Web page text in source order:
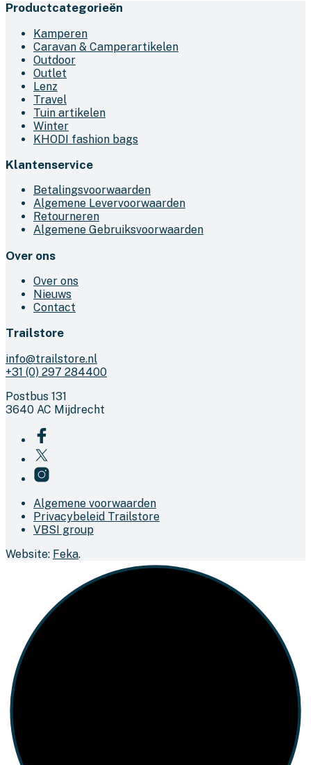
Deze
Productcategorieën
Kamperen
Caravan & Camperartikelen
Outdoor
Outlet
Lenz
Travel
Tuin artikelen
Winter
KHODI fashion bags
Klantenservice
Betalingsvoorwaarden
Algemene Levervoorwaarden
Retourneren
Algemene Gebruiksvoorwaarden
Over ons
Over ons
Nieuws
Contact
Trailstore
info@trailstore.nl
+31 (0) 297 284400
Postbus 131
3640 AC Mijdrecht
Algemene voorwaarden
Privacybeleid Trailstore
VBSI group
Website: Feka.